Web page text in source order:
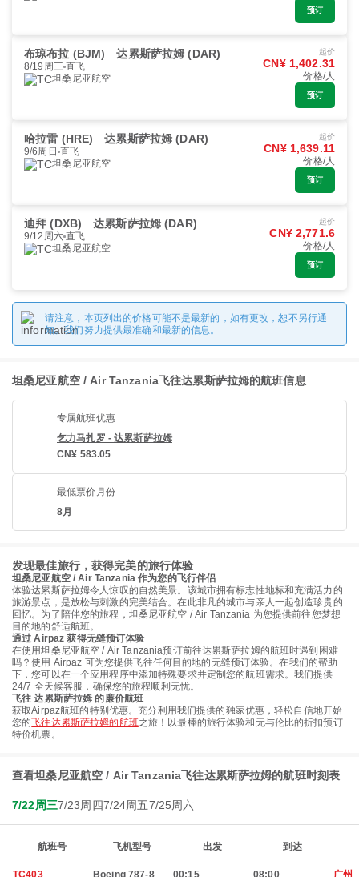
预订
布琼布拉 (BJM) 达累斯萨拉姆 (DAR)
8/19周三 直飞
坦桑尼亚航空
起价
CN¥ 1,402.31
价格/人
预订
哈拉雷 (HRE) 达累斯萨拉姆 (DAR)
9/6周日 直飞
坦桑尼亚航空
起价
CN¥ 1,639.11
价格/人
预订
迪拜 (DXB) 达累斯萨拉姆 (DAR)
9/12周六 直飞
坦桑尼亚航空
起价
CN¥ 2,771.6
价格/人
预订
请注意，本页列出的价格可能不是最新的，如有更改，恕不另行通
知。我们努力提供最准确和最新的信息。
坦桑尼亚航空 / Air Tanzania飞往达累斯萨拉姆的航班信息
专属航班优惠
乞力马扎罗 - 达累斯萨拉姆
CN¥ 583.05
最低票价月份
8月
发现最佳旅行，获得完美的旅行体验
坦桑尼亚航空 / Air Tanzania 作为您的飞行伴侣
体验达累斯萨拉姆令人惊叹的自然美景。该城市拥有标志性地标和充满活力的
旅游景点，是放松与刺激的完美结合。在此非凡的城市与亲人一起创造珍贵的
回忆。为了陪伴您的旅程，坦桑尼亚航空 / Air Tanzania 为您提供前往您梦想
目的地的舒适航班。
通过 Airpaz 获得无缝预订体验
在使用坦桑尼亚航空 / Air Tanzania预订前往达累斯萨拉姆的航班时遇到困难
吗？使用 Airpaz 可为您提供飞往任何目的地的无缝预订体验。在我们的帮助
下，您可以在一个应用程序中添加特殊要求并定制您的航班需求。我们提供
24/7 全天候客服，确保您的旅程顺利无忧。
飞往 达累斯萨拉姆 的廉价航班
获取Airpaz航班的特别优惠。充分利用我们提供的独家优惠，轻松自信地开始
您的飞往达累斯萨拉姆的航班之旅！以最棒的旅行体验和无与伦比的折扣预订
特价机票。
查看坦桑尼亚航空 / Air Tanzania飞往达累斯萨拉姆的航班时刻表
7/22周三7/23周四7/24周五7/25周六
航班号 飞机型号 出发 到达
TC403 Boeing 787-8 00:15 08:00 广州